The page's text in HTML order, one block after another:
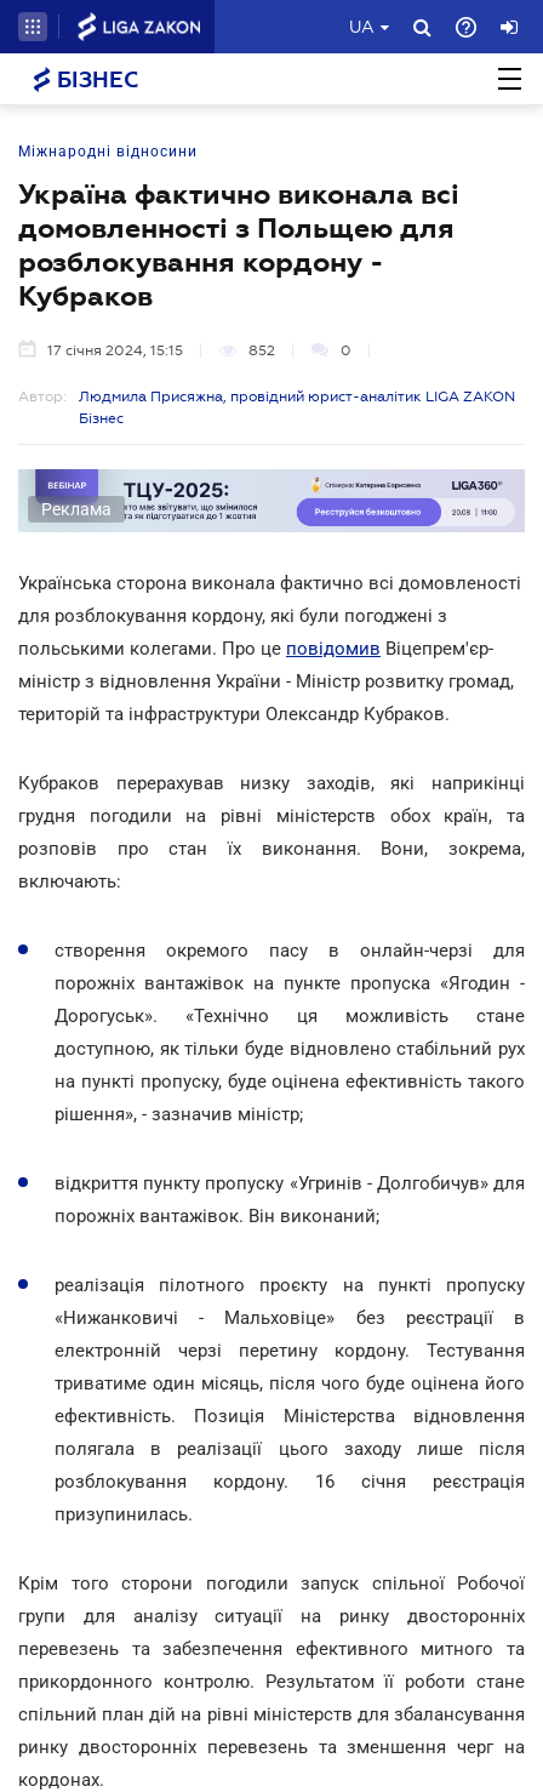
UA
БІЗНЕС
Міжнародні відносини
Україна фактично виконала всі
домовленності з Польщею для
розблокування кордону -
Кубраков
17 січня 2024, 15:15 852 0
Автор:
Людмила Присяжна, провідний юрист-аналітик LIGA ZAKON
Бізнес
Реклама
Українська сторона виконала фактично всі домовленості
для розблокування кордону, які були погоджені з
польськими колегами. Про це повідомив Віцепрем'єр-
міністр з відновлення України - Міністр розвитку громад,
територій та інфраструктури Олександр Кубраков.
Кубраков перерахував низку заходів, які наприкінці
грудня погодили на рівні міністерств обох країн, та
розповів про стан їх виконання. Вони, зокрема,
включають:
створення окремого пасу в онлайн-черзі для
порожніх вантажівок на пункте пропуска «Ягодин -
Дорогуськ». «Технічно ця можливість стане
доступною, як тільки буде відновлено стабільний рух
на пункті пропуску, буде оцінена ефективність такого
рішення», - зазначив міністр;
відкриття пункту пропуску «Угринів - Долгобичув» для
порожніх вантажівок. Він виконаний;
реалізація пілотного проєкту на пункті пропуску
«Нижанковичі - Мальховіце» без реєстрації в
електронній черзі перетину кордону. Тестування
триватиме один місяць, після чого буде оцінена його
ефективність. Позиція Міністерства відновлення
полягала в реалізації цього заходу лише після
розблокування кордону. 16 січня реєстрація
призупинилась.
Крім того сторони погодили запуск спільної Робочої
групи для аналізу ситуації на ринку двосторонніх
перевезень та забезпечення ефективного митного та
прикордонного контролю. Результатом її роботи стане
спільний план дій на рівні міністерств для збалансування
ринку двосторонніх перевезень та зменшення черг на
кордонах.